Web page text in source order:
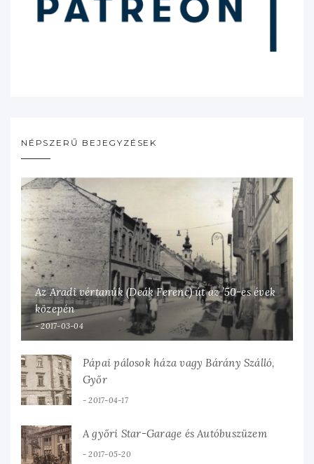
NÉPSZERŰ BEJEGYZÉSEK
Az Aradi vértanúk (Deák Ferenc) út az ’50-es évek
közepén
2017-03-04
Pápai pálosok háza vagy Bárány Szálló,
Győr
2017-04-17
A győri Star-Garage és Autóbuszüzem
2017-05-20